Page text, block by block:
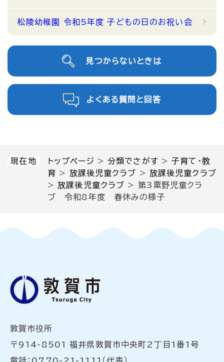
現在地 トップページ >分類でさがす >子育て・教
育 > 放課後児童クラブ > 放課後児童クラブ
>放課後児童クラブ > 第3粟野児童クラ
ブ 令和8年度 春休みの様子
松陵幼稚園 令和5年度 子どもの日のお祝い会
見つからないときは
よくある質問と回答
敦賀市役所
〒914-8501 福井県敦賀市中央町2丁目1番1号
電話：0770-21-1111（代表）